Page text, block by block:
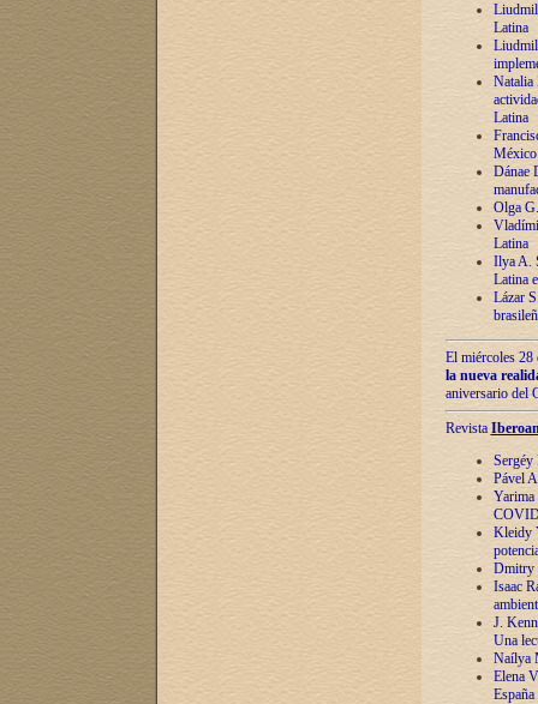
Latina
Natalia
Latina
México
Dánae
Olga
Latina
Ilya A.
Latina
Lázar
El miércoles 28
la nueva
aniversario del
Revista
Sergéy
Pável
Yarima
Kleidy
Dmitry
Isaac
J.
Una
Naílya
Elena
España